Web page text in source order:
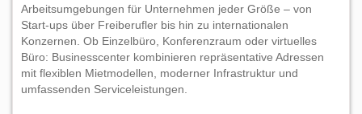
Arbeitsumgebungen für Unternehmen jeder Größe – von
Start-ups über Freiberufler bis hin zu internationalen
Konzernen. Ob Einzelbüro, Konferenzraum oder virtuelles
Büro: Businesscenter kombinieren repräsentative Adressen
mit flexiblen Mietmodellen, moderner Infrastruktur und
umfassenden Serviceleistungen.